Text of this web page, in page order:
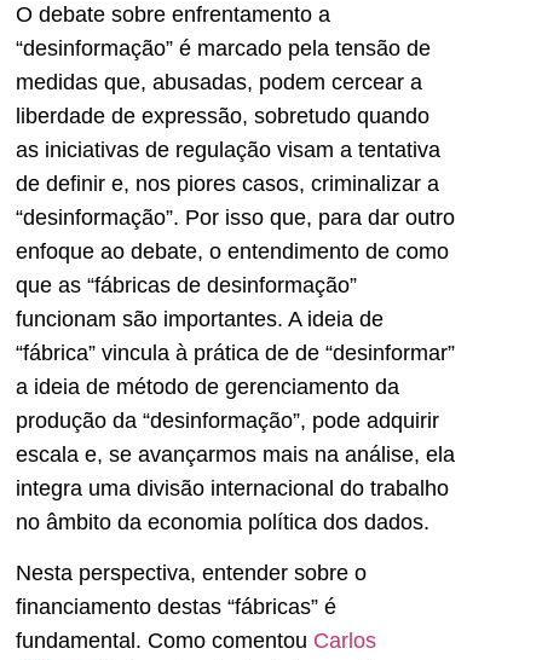
O debate sobre enfrentamento a
“desinformação” é marcado pela tensão de
medidas que, abusadas, podem cercear a
liberdade de expressão, sobretudo quando
as iniciativas de regulação visam a tentativa
de definir e, nos piores casos, criminalizar a
“desinformação”. Por isso que, para dar outro
enfoque ao debate, o entendimento de como
que as “fábricas de desinformação”
funcionam são importantes. A ideia de
“fábrica” vincula à prática de de “desinformar”
a ideia de método de gerenciamento da
produção da “desinformação”, pode adquirir
escala e, se avançarmos mais na análise, ela
integra uma divisão internacional do trabalho
no âmbito da economia política dos dados.
Nesta perspectiva, entender sobre o
financiamento destas “fábricas” é
fundamental. Como comentou Carlos